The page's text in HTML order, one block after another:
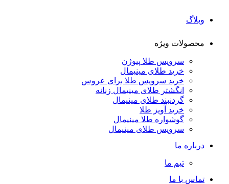
وبلاگ
محصولات ویژه
سرویس طلا پیوژن
خرید طلای مینیمال
خرید سرویس طلا برای عروس
انگشتر طلای مینیمال زنانه
گردنبند طلای مینیمال
خرید آویز طلا
گوشواره طلا مینیمال
سرویس طلای مینیمال
درباره ما
تیم ما
تماس با ما